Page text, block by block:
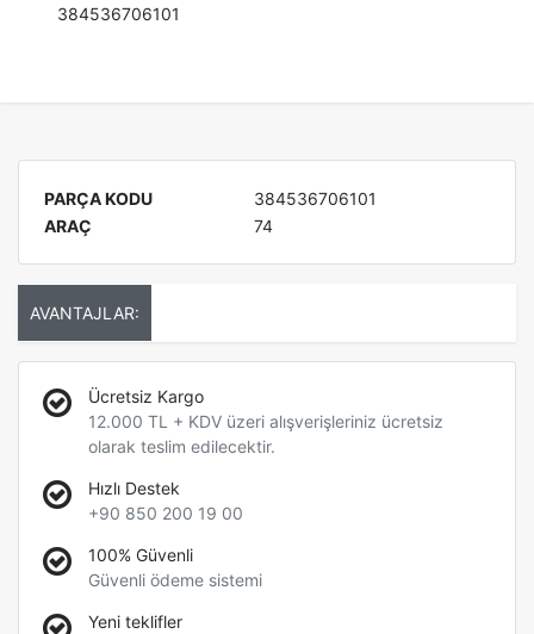
384536706101
PARÇA KODU
384536706101
ARAÇ
74
AVANTAJLAR:
Ücretsiz Kargo
12.000 TL + KDV üzeri alışverişleriniz ücretsiz
olarak teslim edilecektir.
Hızlı Destek
+90 850 200 19 00
100% Güvenli
Güvenli ödeme sistemi
Yeni teklifler